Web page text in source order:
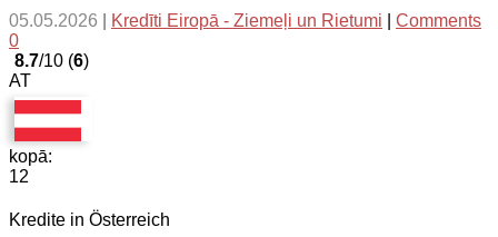
05.05.2026 Kredīti Eiropā - Ziemeļi un Rietumi
Comments
0
8.7/10 (6)
AT
kopā:
12
Kredite in Österreich